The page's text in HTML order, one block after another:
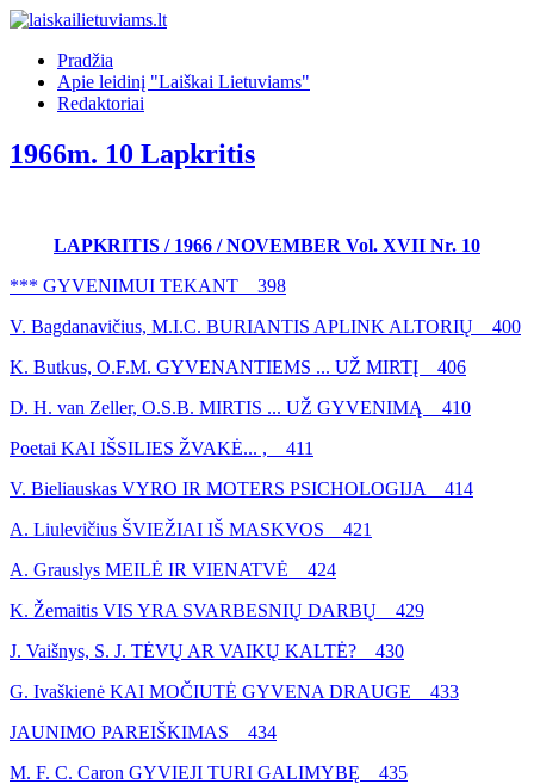
Pradžia
Apie leidinį "Laiškai Lietuviams"
Redaktoriai
1966m. 10 Lapkritis
LAPKRITIS / 1966 / NOVEMBER Vol. XVII Nr. 10
*** GYVENIMUI TEKANT 398
V. Bagdanavičius, M.I.C. BURIANTIS APLINK ALTORIŲ 400
K. Butkus, O.F.M. GYVENANTIEMS ... UŽ MIRTĮ 406
D. H. van Zeller, O.S.B. MIRTIS ... UŽ GYVENIMĄ 410
Poetai KAI IŠSILIES ŽVAKĖ... , 411
V. Bieliauskas VYRO IR MOTERS PSICHOLOGIJA 414
A. Liulevičius ŠVIEŽIAI IŠ MASKVOS 421
A. Grauslys MEILĖ IR VIENATVĖ 424
K. Žemaitis VIS YRA SVARBESNIŲ DARBŲ 429
J. Vaišnys, S. J. TĖVŲ AR VAIKŲ KALTĖ? 430
G. Ivaškienė KAI MOČIUTĖ GYVENA DRAUGE 433
JAUNIMO PAREIŠKIMAS 434
M. F. C. Caron GYVIEJI TURI GALIMYBĘ 435